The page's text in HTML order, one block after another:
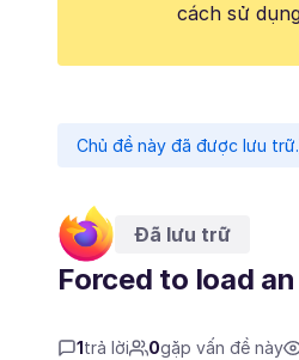
cách sử
Chủ đề này đã được lưu trữ.
Đã lưu trữ
Forced to load
1 trả lời 0gặp vấn đề này